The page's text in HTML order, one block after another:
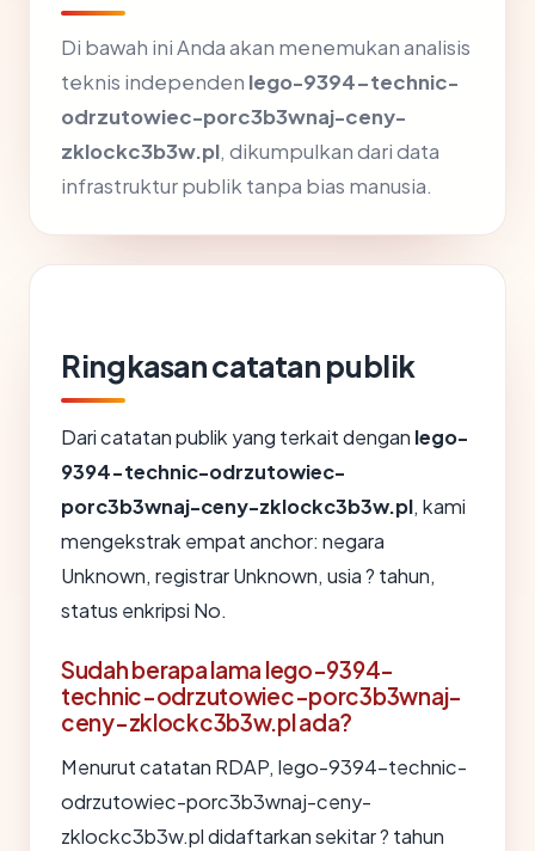
Di bawah ini Anda akan menemukan analisis
teknis independen lego-9394-technic-
odrzutowiec-porc3b3wnaj-ceny-
zklockc3b3w.pl, dikumpulkan dari data
infrastruktur publik tanpa bias manusia.
Ringkasan catatan publik
Dari catatan publik yang terkait dengan lego-
9394-technic-odrzutowiec-
porc3b3wnaj-ceny-zklockc3b3w.pl, kami
mengekstrak empat anchor: negara
Unknown, registrar Unknown, usia ? tahun,
status enkripsi No.
Sudah berapa lama lego-9394-
technic-odrzutowiec-porc3b3wnaj-
ceny-zklockc3b3w.pl ada?
Menurut catatan RDAP, lego-9394-technic-
odrzutowiec-porc3b3wnaj-ceny-
zklockc3b3w.pl didaftarkan sekitar ? tahun